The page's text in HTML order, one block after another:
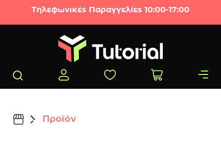
Μετάβαση στο περιεχόμενο
Τηλεφωνικές Παραγγελίες 10:00-17:00
Προϊόν